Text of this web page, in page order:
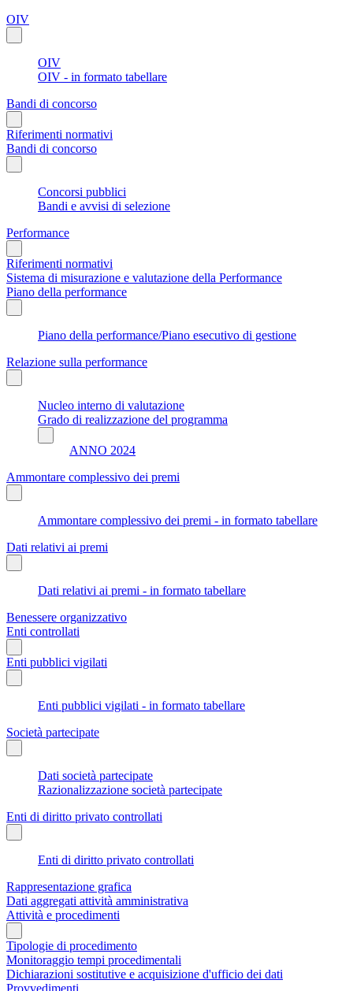
OIV
OIV
OIV - in formato tabellare
Bandi di concorso
Riferimenti normativi
Bandi di concorso
Concorsi pubblici
Bandi e avvisi di selezione
Performance
Riferimenti normativi
Sistema di misurazione e valutazione della Performance
Piano della performance
Piano della performance/Piano esecutivo di gestione
Relazione sulla performance
Nucleo interno di valutazione
Grado di realizzazione del programma
ANNO 2024
Ammontare complessivo dei premi
Ammontare complessivo dei premi - in formato tabellare
Dati relativi ai premi
Dati relativi ai premi - in formato tabellare
Benessere organizzativo
Enti controllati
Enti pubblici vigilati
Enti pubblici vigilati - in formato tabellare
Società partecipate
Dati società partecipate
Razionalizzazione società partecipate
Enti di diritto privato controllati
Enti di diritto privato controllati
Rappresentazione grafica
Dati aggregati attività amministrativa
Attività e procedimenti
Tipologie di procedimento
Monitoraggio tempi procedimentali
Dichiarazioni sostitutive e acquisizione d'ufficio dei dati
Provvedimenti